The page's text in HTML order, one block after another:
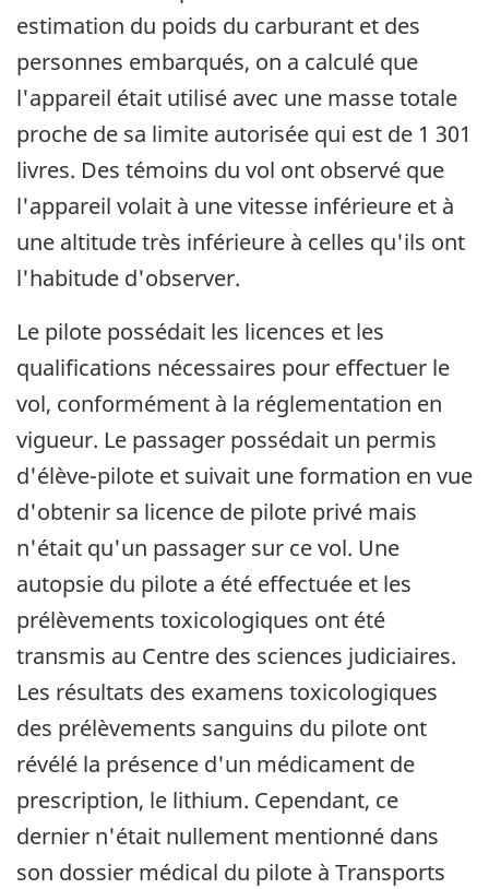
estimation du poids du carburant et des
personnes embarqués, on a calculé que
l'appareil était utilisé avec une masse totale
proche de sa limite autorisée qui est de 1 301
livres. Des témoins du vol ont observé que
l'appareil volait à une vitesse inférieure et à
une altitude très inférieure à celles qu'ils ont
l'habitude d'observer.
Le pilote possédait les licences et les
qualifications nécessaires pour effectuer le
vol, conformément à la réglementation en
vigueur. Le passager possédait un permis
d'élève-pilote et suivait une formation en vue
d'obtenir sa licence de pilote privé mais
n'était qu'un passager sur ce vol. Une
autopsie du pilote a été effectuée et les
prélèvements toxicologiques ont été
transmis au Centre des sciences judiciaires.
Les résultats des examens toxicologiques
des prélèvements sanguins du pilote ont
révélé la présence d'un médicament de
prescription, le lithium. Cependant, ce
dernier n'était nullement mentionné dans
son dossier médical du pilote à Transports